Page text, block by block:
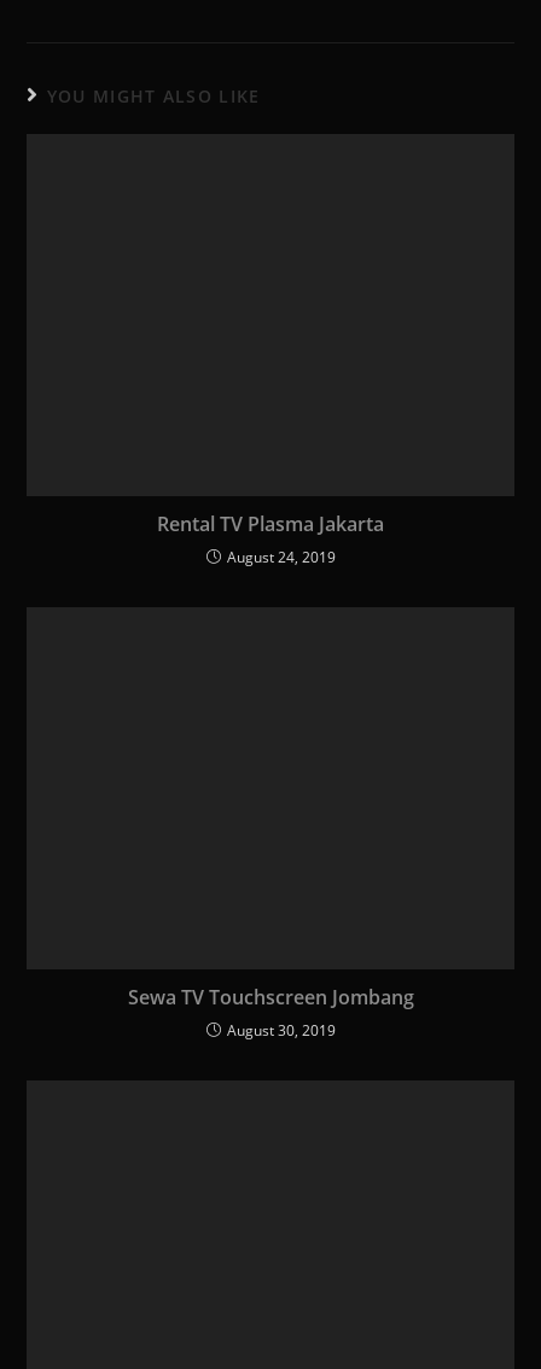
YOU MIGHT ALSO LIKE
Rental TV Plasma Jakarta
August 24, 2019
Sewa TV Touchscreen Jombang
August 30, 2019